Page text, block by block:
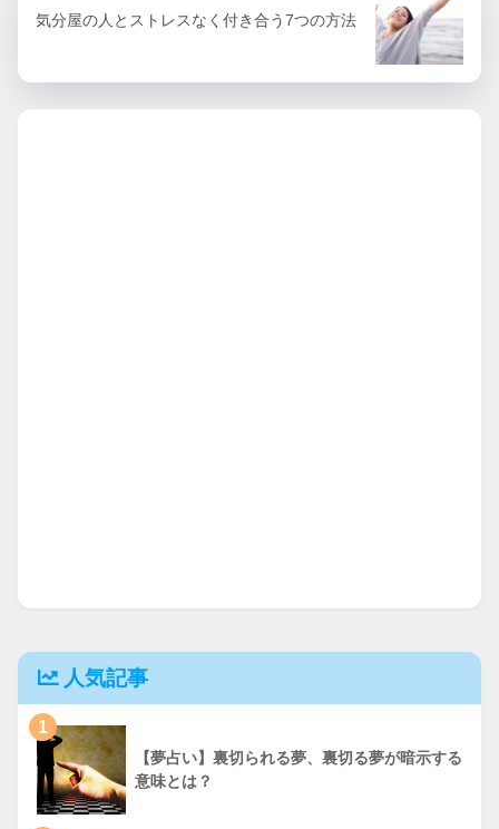
気分屋の人とストレスなく付き合う7つの方法
人気記事
1
【夢占い】裏切られる夢、裏切る夢が暗示する
意味とは？